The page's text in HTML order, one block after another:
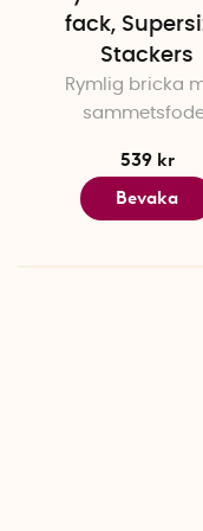
fack,
Stackers
Rymlig bricka
539 kr
Bevaka